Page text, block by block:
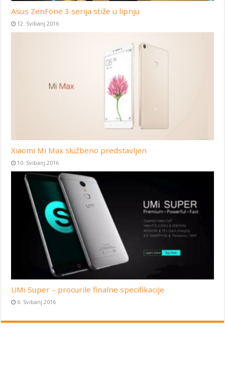
Asus ZenFone 3 serija stiže u lipnju
12. Svibanj 2016
Xiaomi Mi Max službeno predstavljen
10. Svibanj 2016
UMi Super – procurile finalne specifikacije
6. Svibanj 2016